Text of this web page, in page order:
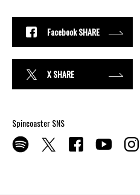
Facebook SHARE
X SHARE
Spincoaster SNS